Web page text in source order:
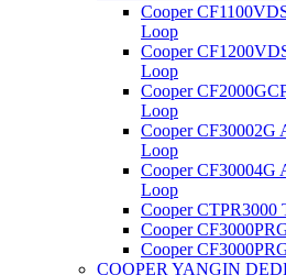
Cooper
Loop
Cooper
Loop
Cooper
Loop
Cooper CF30002G
Loop
Cooper CF30004G
Loop
Cooper CTPR3000
Cooper
Cooper
COOPER YANGIN